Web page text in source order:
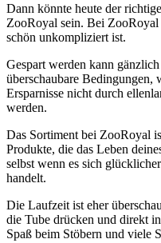
Dann könnte heute der
ZooRoyal sein. Bei
schön unkompliziert ist.
Gespart werden kann
überschaubare Bedingungen,
Ersparnisse nicht durch
werden.
Das Sortiment bei ZooRoyal
Produkte, die das Leben
selbst wenn es sich
handelt.
Die Laufzeit ist eher
die Tube drücken und direkt
Spaß beim Stöbern und viele